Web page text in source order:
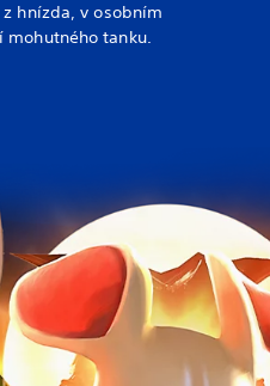
hnízda, v osobním
mohutného tanku.